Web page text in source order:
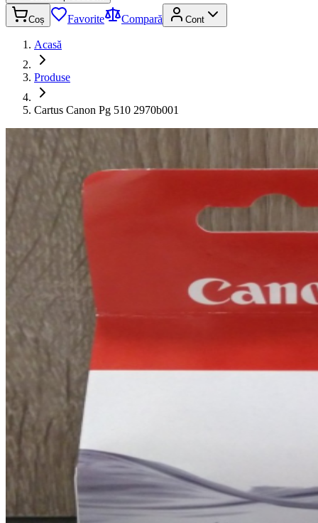
Coș Favorite Compară Cont
Acasă
Produse
Cartus Canon Pg 510 2970b001